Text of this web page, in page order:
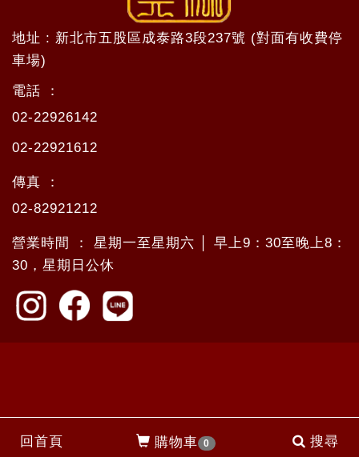
回首頁 購物車 0 搜尋
地址 : 新北市五股區成泰路3段237號 (對面有收費停
車場)
電話 ：
02-22926142
02-22921612
傳真 ：
02-82921212
營業時間 ： 星期一至星期六 │ 早上9：30至晚上8：
30，星期日公休